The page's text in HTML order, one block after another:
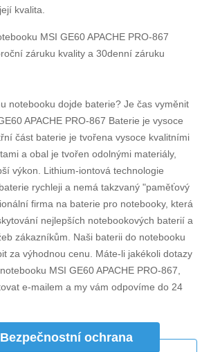
kvalita.
MSI GE60 APACHE PRO-867
záruku kvality a 30denní záruku
notebooku dojde baterie? Je čas vyměnit
APACHE PRO-867 Baterie je vysoce
část baterie je tvořena vysoce kvalitními
a obal je tvořen odolnými materiály,
výkon. Lithium-iontová technologie
rychleji a nemá takzvaný "paměťový
firma na baterie pro notebooky, která
nejlepších notebookových baterií a
zákazníkům. Naši baterii do notebooku
za výhodnou cenu. Máte-li jakékoli dotazy
MSI GE60 APACHE PRO-867,
e-mailem a my vám odpovíme do 24
Bezpečnostní ochrana